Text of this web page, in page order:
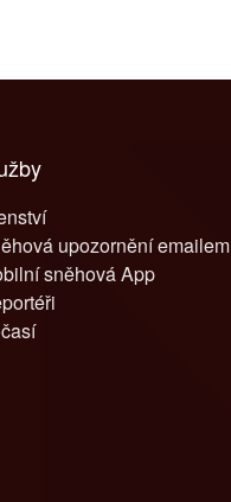
upozornění emailem
sněhová App